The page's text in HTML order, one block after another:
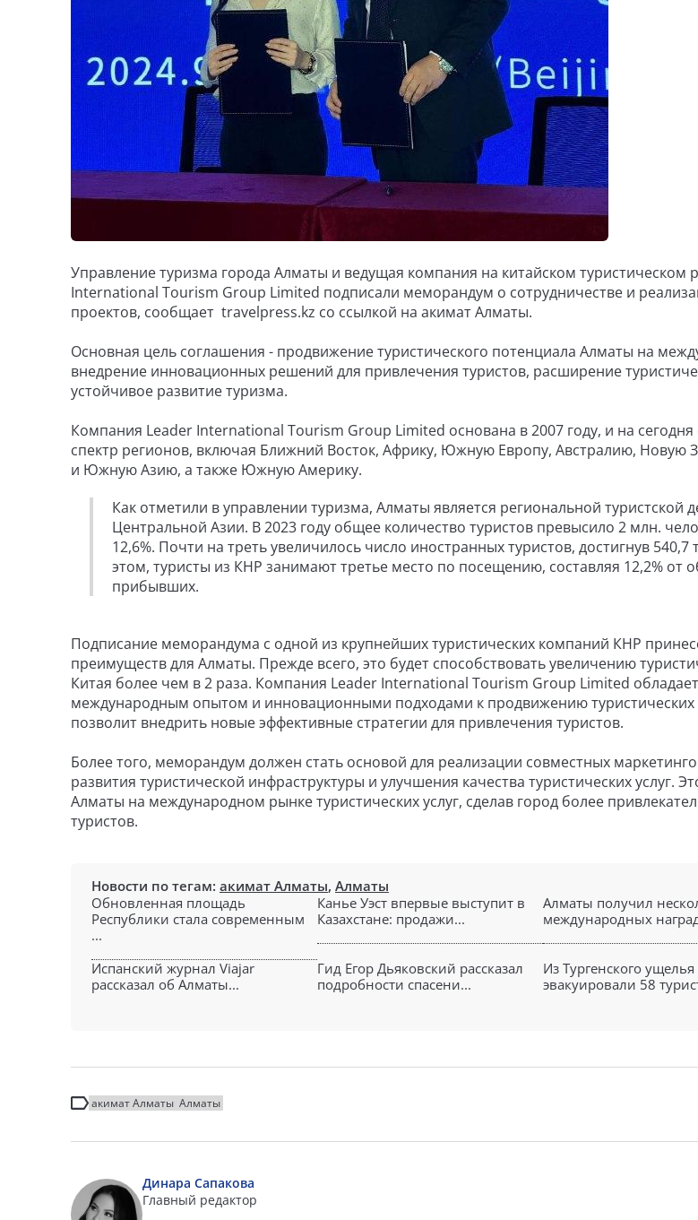
Управление туризма города Алматы и ведущая компания на китайском туристическом
International Tourism Group Limited подписали меморандум о сотрудничестве и
проектов, сообщает travelpress.kz со ссылкой на акимат Алматы.
Основная цель соглашения - продвижение туристического потенциала Алматы на
внедрение инновационных решений для привлечения туристов, расширение
устойчивое развитие туризма.
Компания Leader International Tourism Group Limited основана в 2007 году, и на
спектр регионов, включая Ближний Восток, Африку, Южную Европу, Австралию, Новую
и Южную Азию, а также Южную Америку.
Как отметили в управлении туризма, Алматы является региональной туристской
Центральной Азии. В 2023 году общее количество туристов превысило 2 млн.
12,6%. Почти на треть увеличилось число иностранных туристов, достигнув 540,7
этом, туристы из КНР занимают третье место по посещению, составляя 12,2% от
прибывших.
Подписание меморандума с одной из крупнейших туристических компаний КНР
преимуществ для Алматы. Прежде всего, это будет способствовать увеличению
Китая более чем в 2 раза. Компания Leader International Tourism Group Limited
международным опытом и инновационными подходами к продвижению туристических
позволит внедрить новые эффективные стратегии для привлечения туристов.
Более того, меморандум должен стать основой для реализации совместных
развития туристической инфраструктуры и улучшения качества туристических услуг.
Алматы на международном рынке туристических услуг, сделав город более
туристов.
Новости по тегам: акимат Алматы, Алматы
Обновленная площадь
Республики стала современным
...
Канье Уэст впервые выступит в
Казахстане: продажи...
Алматы получил
международных
Испанский журнал Viajar
рассказал об Алматы...
Гид Егор Дьяковский рассказал
подробности спасени...
Из Тургенского ущелья
эвакуировали 58
акимат Алматы Алматы
Динара Сапакова
Главный редактор